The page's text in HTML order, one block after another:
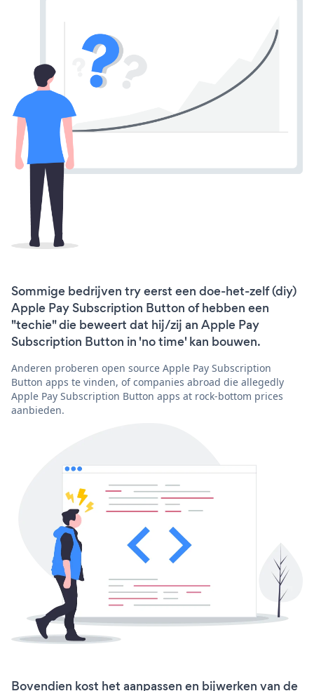
Sommige bedrijven try eerst een doe-het-zelf (diy)
Apple Pay Subscription Button of hebben een
"techie" die beweert dat hij/zij an Apple Pay
Subscription Button in 'no time' kan bouwen.
Anderen proberen open source Apple Pay Subscription
Button apps te vinden, of companies abroad die allegedly
Apple Pay Subscription Button apps at rock-bottom prices
aanbieden.
Bovendien kost het aanpassen en bijwerken van de